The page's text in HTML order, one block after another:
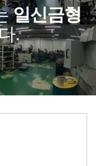
일신금형
.